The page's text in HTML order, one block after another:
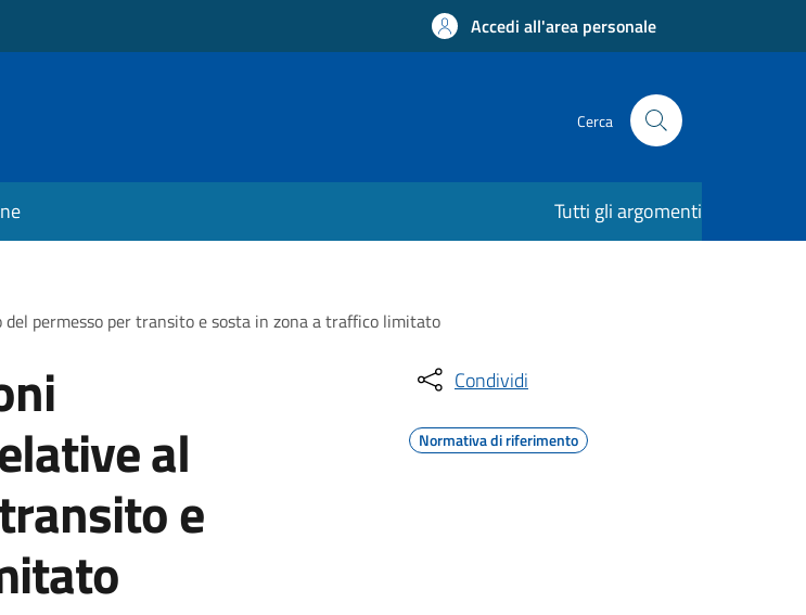
Accedi all'area personale
Cerca
Tutti gli argomenti
permesso per transito e sosta in zona a traffico limitato
al
e
Condividi
Normativa di riferimento